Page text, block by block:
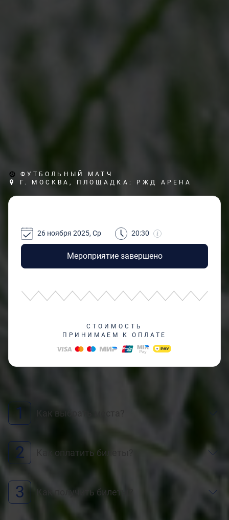
ФУТБОЛЬНЫЙ МАТЧ
Г. МОСКВА, ПЛОЩАДКА: РЖД АРЕНА
Мероприятие завершено
26 ноября 2025, Ср 20:30
СТОИМОСТЬ
ПРИНИМАЕМ К ОПЛАТЕ
1 Как выбрать места?
2 Как оплатить билеты?
3 Как получить билеты?